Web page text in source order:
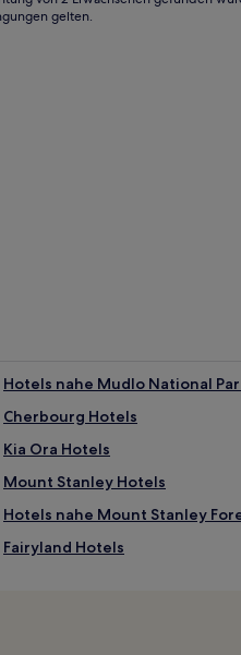
gelten.
Hotels nahe Mudlo National
Cherbourg Hotels
Kia Ora Hotels
Mount Stanley Hotels
Hotels nahe Mount Stanley
Fairyland Hotels